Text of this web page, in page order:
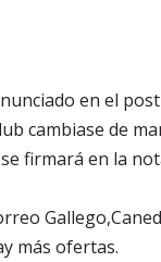
en el
cambiase de
firmará en la
más ofertas.